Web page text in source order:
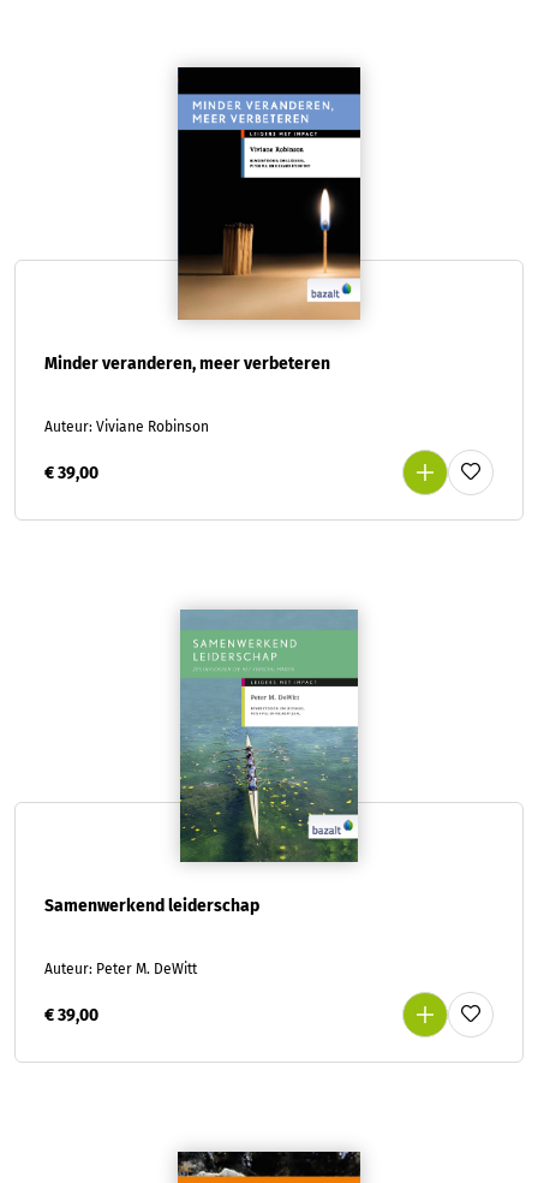
Minder veranderen, meer verbeteren
Auteur: Viviane Robinson
€ 39,00
Samenwerkend leiderschap
Auteur: Peter M. DeWitt
€ 39,00